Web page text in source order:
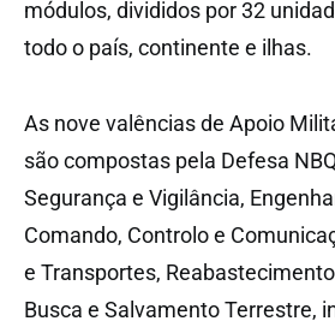
módulos, divididos por 32
todo o país, continente e ilhas.
As nove valências de Apoio
são compostas pela Defesa
Segurança e Vigilância,
Comando, Controlo e
e Transportes,
Busca e Salvamento Terrestre,